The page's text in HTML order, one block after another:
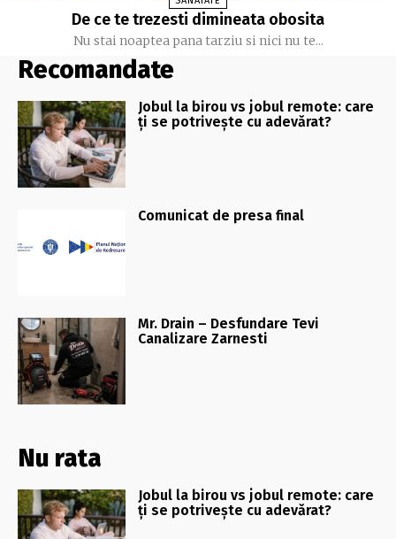
De ce te trezesti dimineata obosita
Nu stai noaptea pana tarziu si nici nu te...
Recomandate
Jobul la birou vs jobul remote: care
ți se potrivește cu adevărat?
Comunicat de presa final
Mr. Drain – Desfundare Tevi
Canalizare Zarnesti
Nu rata
Jobul la birou vs jobul remote: care
ți se potrivește cu adevărat?